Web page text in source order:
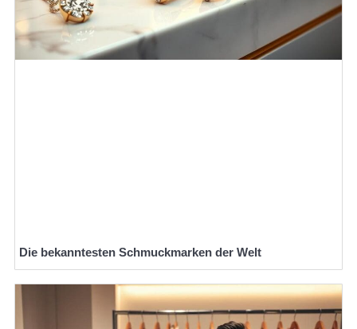
Die bekanntesten Schmuckmarken der Welt